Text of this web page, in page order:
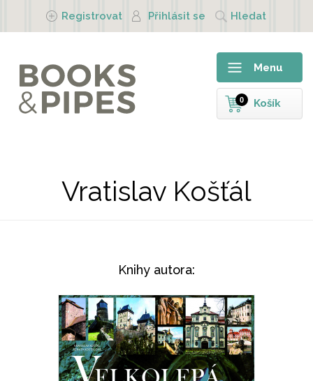
Registrovat Přihlásit se Hledat
Menu
Košík
0
Vratislav Košťál
Knihy autora